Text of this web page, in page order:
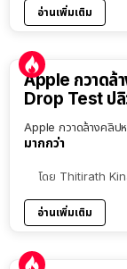
อ่านเพิ่มเติม
Apple กวาดล้
Drop Test ปลิ
Apple กวาดล้างคลิป
มากกว่า
โดย Thitirath
อ่านเพิ่มเติม